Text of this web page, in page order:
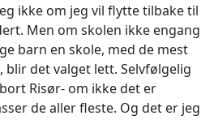
ikke om jeg vil flytte tilbake til
Men om skolen ikke engang
barn en skole, med de mest
det valget lett. Selvfølgelig
Risør- om ikke det er
de aller fleste. Og det er jeg